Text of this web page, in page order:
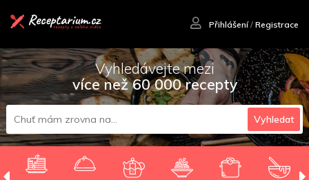
Přihlášení/ Registrace
Vyhledávejte mezi
více než 60 000 recepty
Vyhledat